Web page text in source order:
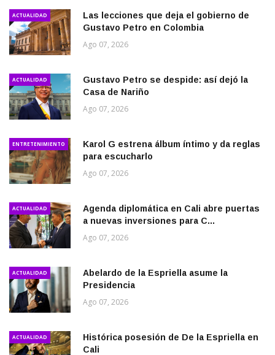
ACTUALIDAD
Las lecciones que deja el gobierno de
Gustavo Petro en Colombia
Ago 07, 2026
ACTUALIDAD
Gustavo Petro se despide: así dejó la
Casa de Nariño
Ago 07, 2026
ENTRETENIMIENTO
Karol G estrena álbum íntimo y da reglas
para escucharlo
Ago 07, 2026
ACTUALIDAD
Agenda diplomática en Cali abre puertas
a nuevas inversiones para C...
Ago 07, 2026
ACTUALIDAD
Abelardo de la Espriella asume la
Presidencia
Ago 07, 2026
ACTUALIDAD
Histórica posesión de De la Espriella en
Cali